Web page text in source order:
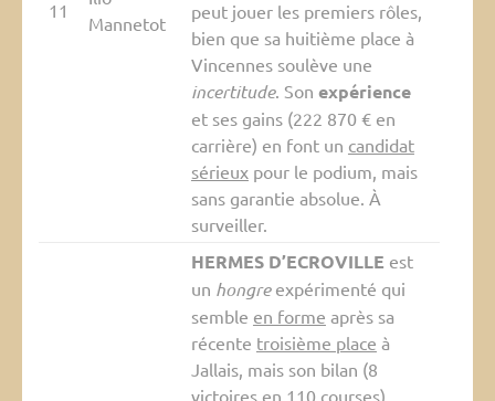
11
Mannetot
peut jouer les premiers rôles,
bien que sa huitième place à
Vincennes soulève une
incertitude. Son expérience
et ses gains (222 870 € en
carrière) en font un candidat
sérieuxpour le podium, mais
sans garantie absolue. À
surveiller.
HERMES D’ECROVILLE est
un hongreexpérimenté qui
semble en forme après sa
récente troisième place à
Jallais, mais son bilan (8
victoires en 110 courses)